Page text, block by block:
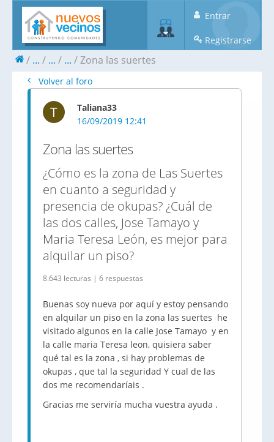
Entrar
Registrarse
... ... ... Zona las suertes
Volver al foro
T
Taliana33
16/09/2019 12:41
Zona las suertes
¿Cómo es la zona de Las Suertes
en cuanto a seguridad y
presencia de okupas? ¿Cuál de
las dos calles, Jose Tamayo y
Maria Teresa León, es mejor para
alquilar un piso?
8.643 lecturas | 6 respuestas
Buenas soy nueva por aquí y estoy pensando
en alquilar un piso en la zona las suertes he
visitado algunos en la calle Jose Tamayo y en
la calle maria Teresa leon, quisiera saber
qué tal es la zona , si hay problemas de
okupas , que tal la seguridad Y cual de las
dos me recomendaríais .
Gracias me serviría mucha vuestra ayuda .